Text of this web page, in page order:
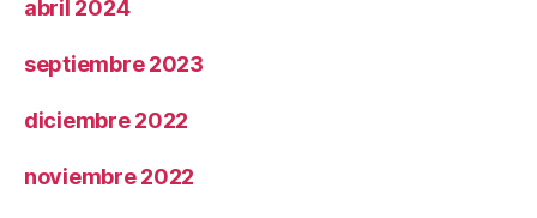
abril 2024
septiembre 2023
diciembre 2022
noviembre 2022